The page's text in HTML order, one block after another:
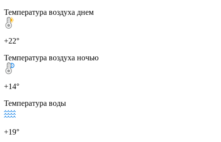
Температура воздуха днем
+22°
Температура воздуха ночью
+14°
Температура воды
+19°